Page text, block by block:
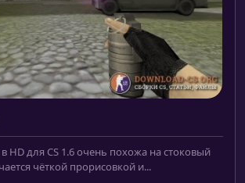
HD для CS 1.6 очень похожа на стоковый
чёткой прорисовкой и...